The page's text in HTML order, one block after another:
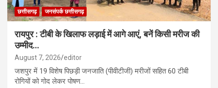
छत्तीसगढ़ जनसंपर्क छत्तीसगढ़
रायपुर : टीबी के खिलाफ लड़ाई में आगे आएं, बनें किसी मरीज की
उम्मीद…
August 7, 2026 editor
जशपुर में 19 विशेष पिछड़ी जनजाति (पीवीटीजी) मरीजों सहित 60 टीबी
रोगियों को गोद लेकर पोषण…